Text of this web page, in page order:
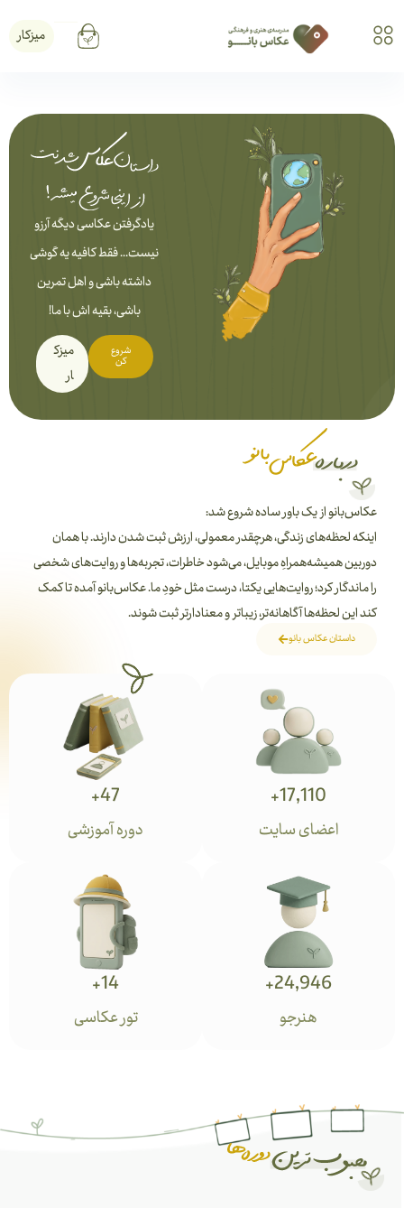
میزکار
یادگرفتن عکاسی دیگه آرزو
نیست... فقط کافیه یه گوشی
داشته باشی و اهل تمرین
باشی، بقیه اش با ما!
میزک
ار
شروع
کن
عکاس‌بانو از یک باور ساده شروع شد:
اینکه لحظه‌های زندگی، هرچقدر معمولی، ارزش ثبت شدن دارند. با همان
دوربین همیشه‌همراهِ موبایل، می‌شود خاطرات، تجربه‌ها و روایت‌های شخصی
را ماندگار کرد؛ روایت‌هایی یکتا، درست مثل خودِ ما. عکاس‌بانو آمده تا کمک
کند این لحظه‌ها آگاهانه‌تر، زیباتر و معنادارتر ثبت شوند.
داستان عکاس بانو
اعضای سایت
17,110
+
دوره آموزشی
47
+
هنرجو
24,946
+
تور عکاسی
14
+